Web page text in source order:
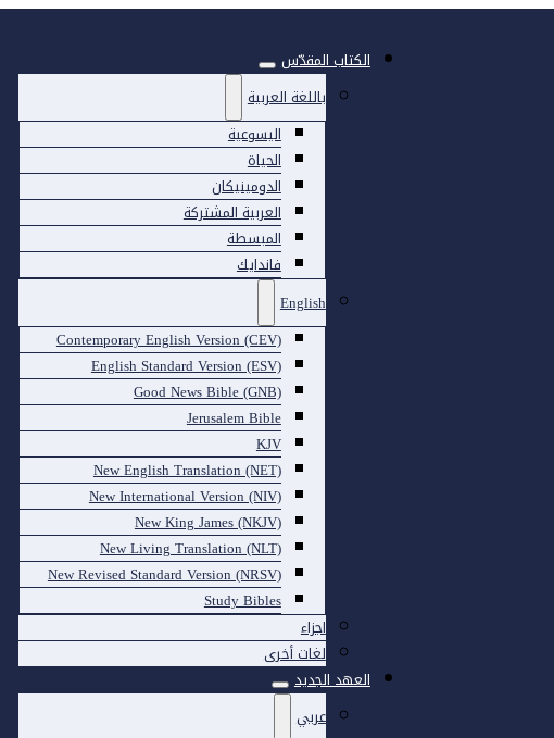
الكتاب المقدّس
باللغة العربية
اليسوعية
الحياة
الدومينيكان
العربية المشتركة
المبسطة
فاندايك
English
Contemporary English Version (CEV)
English Standard Version (ESV)
Good News Bible (GNB)
Jerusalem Bible
KJV
New English Translation (NET)
New International Version (NIV)
New King James (NKJV)
New Living Translation (NLT)
New Revised Standard Version (NRSV)
Study Bibles
اجزاء
لغات أخرى
العهد الجديد
عربي